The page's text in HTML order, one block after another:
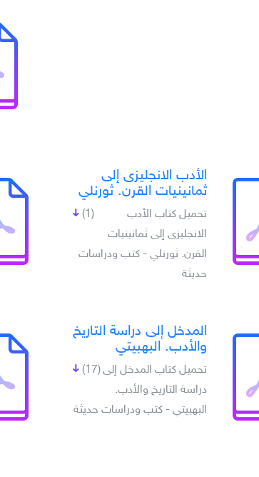
الأدب الانجليزى إلى
ثمانينيات القرن. ثورنلي
(1)
تحميل كتاب الأدب
الانجليزى إلى ثمانينيات
القرن. ثورنلي - كتب ودراسات
حديثة
المدخل إلى دراسة التاريخ
والأدب. البهبيتي
(17)تحميل كتاب المدخل إلى
دراسة التاريخ والأدب.
البهبيتي - كتب ودراسات حديثة